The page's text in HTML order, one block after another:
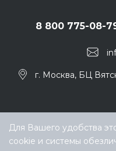
8 800 775-08-
г. Москва, БЦ
Для Вашего удобства
cookie и системы